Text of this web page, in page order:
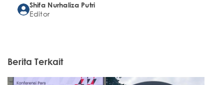
Shifa Nurhaliza Putri
Editor
Berita Terkait